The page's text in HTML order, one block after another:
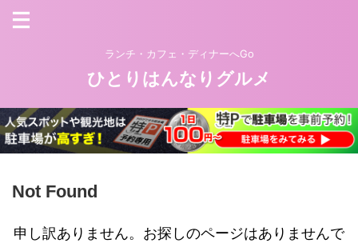
ランチ・カフェ・ディナーへGo
ひとりはんなりグルメ
Not Found
申し訳ありません。お探しのページはありませんで